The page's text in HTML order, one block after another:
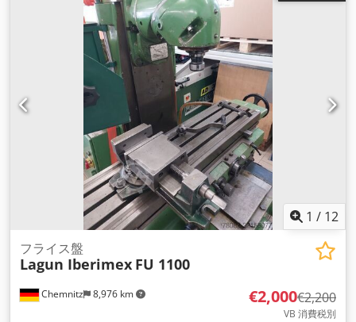
1 / 12
Chemnitz 8,976 km
フライス盤
Lagun Iberimex FU 1100
€2,000€2,200
VB 消費税別